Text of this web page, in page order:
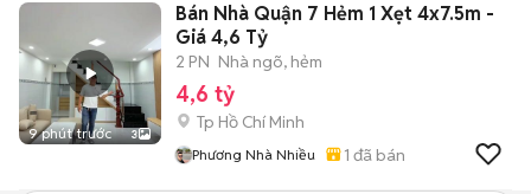
9 phút trước 3
Bán Nhà Quận 7 Hẻm 1 Xẹt 4x7.5m -
Giá 4,6 Tỷ
2 PN Nhà ngõ, hẻm
4,6 tỷ
Tp Hồ Chí Minh
Phương Nhà Nhiều 1 đã bán